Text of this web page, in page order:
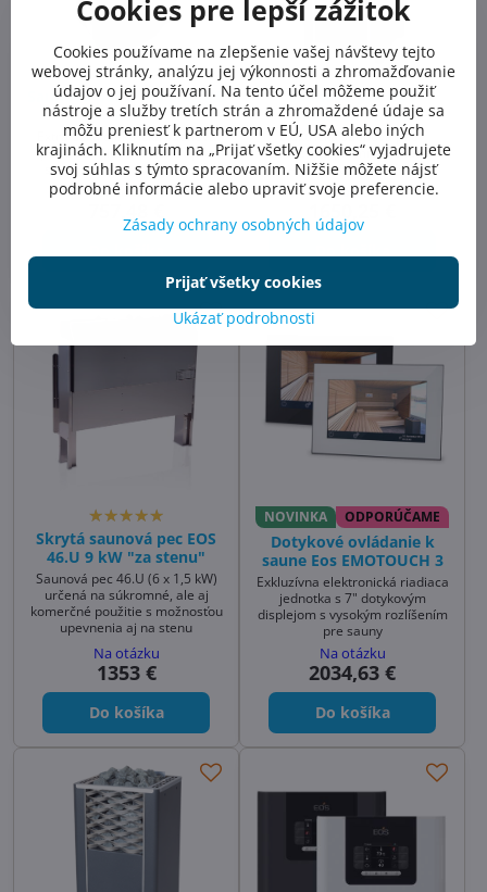
Saunová pec EOS Filius 7,5
kW
Extra úzka elektrická saunová
pec EOS Filius 5 x 1,5 kW pre
sauny s objemom 7 - 10 m³
Skladom
Saunová pec EOS
Finnrock 12 kW
Elektrická saunová pec -
exkluzívna prémiová trieda -
Anthracit pearl effect
Na otázku
Skrytá saunová pec EOS
46.U 9 kW "za stenu"
Saunová pec 46.U (6 x 1,5 kW)
určená na súkromné, ale aj
komerčné použitie s možnosťou
upevnenia aj na stenu
Na otázku
1353 €
Do košíka
NOVINKA ODPORÚČAME
Dotykové ovládanie k
saune Eos EMOTOUCH 3
Exkluzívna elektronická riadiaca
jednotka s 7" dotykovým
displejom s vysokým rozlíšením
pre sauny
Na otázku
2034,63 €
Do košíka
Cookies pre lepší zážitok
Cookies používame na zlepšenie vašej návštevy tejto
webovej stránky, analýzu jej výkonnosti a zhromažďovanie
údajov o jej používaní. Na tento účel môžeme použiť
nástroje a služby tretích strán a zhromaždené údaje sa
môžu preniesť k partnerom v EÚ, USA alebo iných
krajinách. Kliknutím na „Prijať všetky cookies“ vyjadrujete
svoj súhlas s týmto spracovaním. Nižšie môžete nájsť
podrobné informácie alebo upraviť svoje preferencie.
Zásady ochrany osobných údajov
Ukázať podrobnosti
Prijať všetky cookies